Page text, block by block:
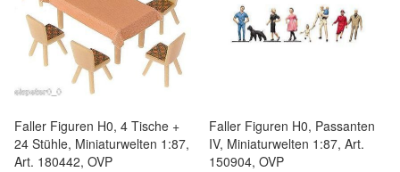
Faller Figuren H0, 4 Tische +
24 Stühle, Miniaturwelten 1:87,
Art. 180442, OVP
Faller Figuren H0, Passanten
IV, Miniaturwelten 1:87, Art.
150904, OVP